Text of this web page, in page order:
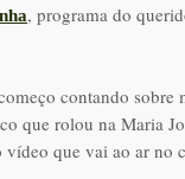
, programa do
contando sobre
que rolou na Maria
que vai ao ar no